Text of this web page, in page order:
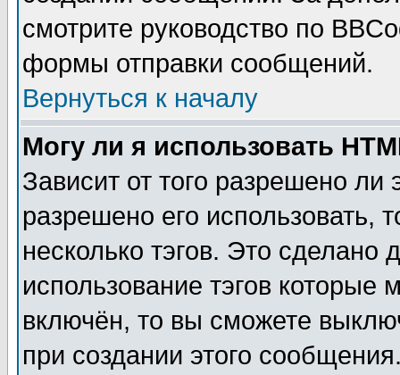
смотрите руководство по
формы отправки сообщений.
Вернуться к началу
Могу ли я использовать
Зависит от того разрешено
разрешено его использовать,
несколько тэгов. Это сделано
использование тэгов
включён, то вы сможете
при создании этого